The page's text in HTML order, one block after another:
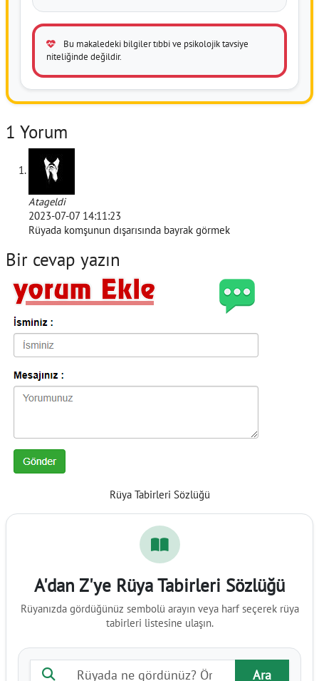
Bu makaledeki bilgiler tıbbi ve psikolojik tavsiye
niteliğinde değildir.
1 Yorum
Atageldi
2023-07-07 14:11:23
Rüyada komşunun dışarısında bayrak görmek
Bir cevap yazın
Rüya Tabirleri Sözlüğü
A'dan Z'ye Rüya Tabirleri Sözlüğü
Rüyanızda gördüğünüz sembolü arayın veya harf seçerek rüya
tabirleri listesine ulaşın.
Rüya tabiri ara
Ara